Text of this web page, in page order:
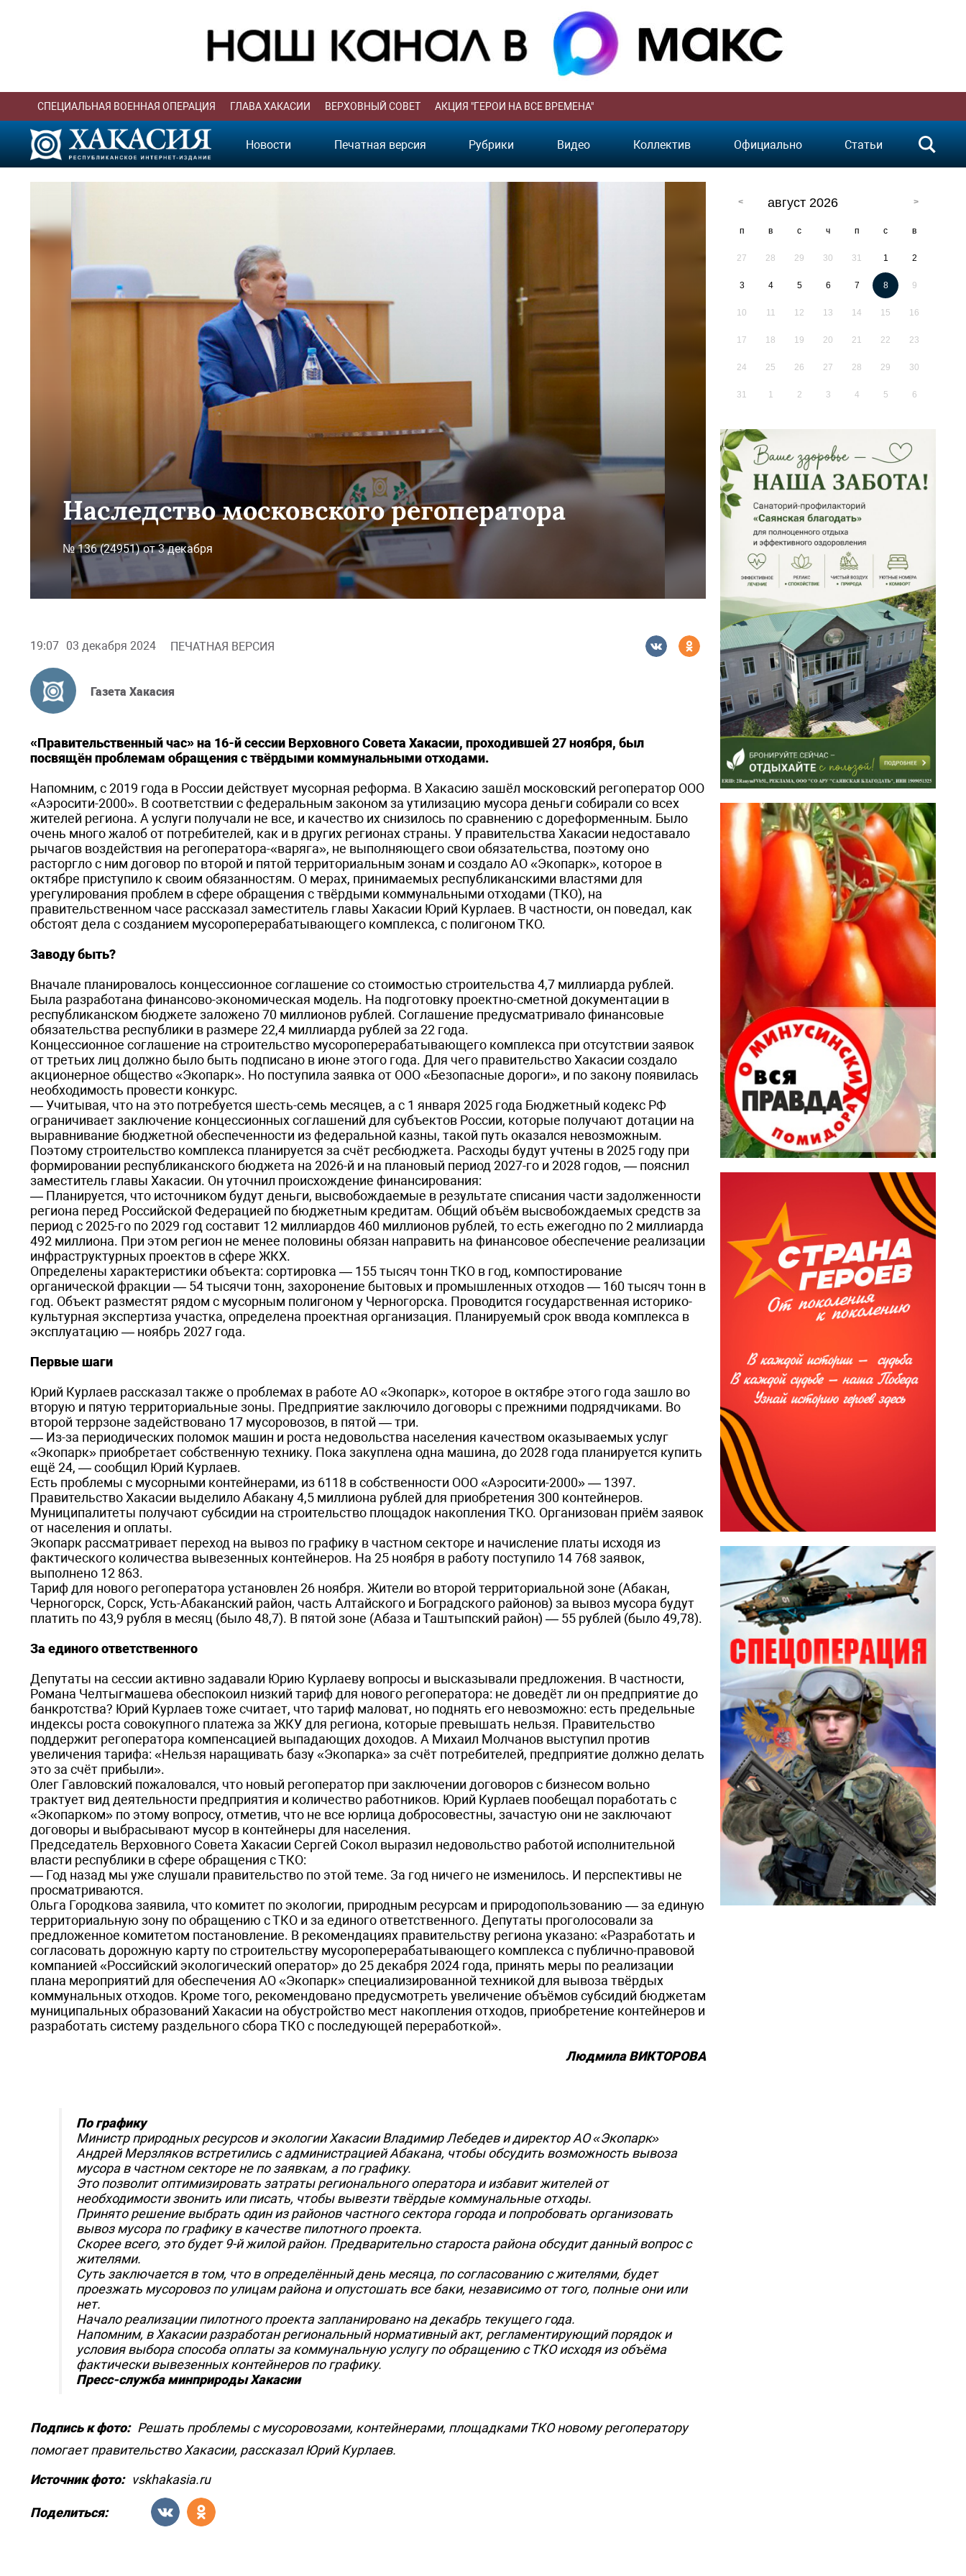
СПЕЦИАЛЬНАЯ ВОЕННАЯ ОПЕРАЦИЯ ГЛАВА ХАКАСИИ ВЕРХОВНЫЙ СОВЕТ АКЦИЯ "ГЕРОИ НА ВСЕ ВРЕМЕНА"
Новости Печатная версия Рубрики Видео Коллектив Официально Статьи
Наследство московского регоператора
№ 136 (24951) от 3 декабря
19:07 03 декабря 2024 ПЕЧАТНАЯ ВЕРСИЯ
Газета Хакасия
«Правительственный час» на 16-й сессии Верховного Совета Хакасии, проходившей 27 ноября, был
посвящён проблемам обращения с твёрдыми коммунальными отходами.
Напомним, с 2019 года в России действует мусорная реформа. В Хакасию зашёл московский регоператор ООО
«Аэросити-2000». В соответствии с федеральным законом за утилизацию мусора деньги собирали со всех
жителей региона. А услуги получали не все, и качество их снизилось по сравнению с дореформенным. Было
очень много жалоб от потребителей, как и в других регионах страны. У правительства Хакасии недоставало
рычагов воздействия на регоператора-«варяга», не выполняющего свои обязательства, поэтому оно
расторгло с ним договор по второй и пятой территориальным зонам и создало АО «Экопарк», которое в
октябре приступило к своим обязанностям. О мерах, принимаемых республиканскими властями для
урегулирования проблем в сфере обращения с твёрдыми коммунальными отходами (ТКО), на
правительственном часе рассказал заместитель главы Хакасии Юрий Курлаев. В частности, он поведал, как
обстоят дела с созданием мусороперерабатывающего комплекса, с полигоном ТКО.
Заводу быть?
Вначале планировалось концессионное соглашение со стоимостью строительства 4,7 миллиарда руб­лей.
Была разработана финансово-экономическая модель. На подготовку проектно-сметной документации в
республиканском бюджете заложено 70 миллионов рублей. Соглашение предусматривало финансовые
обязательства республики в размере 22,4 миллиарда рублей за 22 года.
Концессионное соглашение на строительство мусороперерабатывающего комплекса при отсутствии заявок
от третьих лиц должно было быть подписано в июне этого года. Для чего правительство Хакасии создало
акционерное общество «Экопарк». Но поступила заявка от ООО «Безопасные дороги», и по закону появилась
необходимость провести конкурс.
— Учитывая, что на это потребуется шесть-семь месяцев, а с 1 января 2025 года Бюджетный кодекс РФ
ограничивает заключение концессионных соглашений для субъектов России, которые получают дотации на
выравнивание бюджетной обес­печенности из федеральной казны, такой путь оказался невозможным.
Поэтому строительство комплекса планируется за счёт ресбюджета. Расходы будут учтены в 2025 году при
формировании республиканского бюджета на 2026-й и на плановый период 2027-го и 2028 годов, — пояснил
заместитель главы Хакасии. Он уточнил происхождение финансирования:
— Планируется, что источником будут деньги, высвобождаемые в результате списания части задолженности
региона перед Российской Федерацией по бюджетным кредитам. Общий объём высвобождаемых средств за
период с 2025-го по 2029 год составит 12 миллиардов 460 миллионов рублей, то есть ежегодно по 2 миллиарда
492 миллиона. При этом регион не менее половины обязан направить на финансовое обеспечение реализации
инфраструктурных проектов в сфере ЖКХ.
Определены характеристики объекта: сортировка — 155 тысяч тонн ТКО в год, компостирование
органической фракции — 54 тысячи тонн, захоронение бытовых и промышленных отходов — 160 тысяч тонн в
год. Объект разместят рядом с мусорным полигоном у Черногорска. Проводится государственная историко-
культурная экспертиза участка, определена проектная организация. Планируемый срок ввода комплекса в
эксплуатацию — ноябрь 2027 года.
Первые шаги
Юрий Курлаев рассказал также о проблемах в работе АО «Экопарк», которое в октябре этого года зашло во
вторую и пятую территориальные зоны. Предприятие заключило договоры с прежними подрядчиками. Во
второй террзоне задействовано 17 мусоровозов, в пятой — три.
— Из-за периодических поломок машин и роста недовольства населения качеством оказываемых услуг
«Экопарк» приобретает собственную технику. Пока закуплена одна машина, до 2028 года планируется купить
ещё 24, — сообщил Юрий Курлаев.
Есть проблемы с мусорными контейнерами, из 6118 в собственности ООО «Аэросити-2000» — 1397.
Правительство Хакасии выделило Абакану 4,5 миллиона рублей для приобретения 300 контейнеров.
Муниципалитеты получают субсидии на строительство площадок накопления ТКО. Организован приём заявок
от населения и оплаты.
Экопарк рассматривает переход на вывоз по графику в частном секторе и начисление платы исходя из
фактического количества вывезенных контейнеров. На 25 ноября в работу поступило 14 768 заявок,
выполнено 12 863.
Тариф для нового регоператора установлен 26 ноября. Жители во второй территориальной зоне (Абакан,
Черногорск, Сорск, Усть-Абаканский район, часть Алтайского и Боградского районов) за вывоз мусора будут
платить по 43,9 рубля в месяц (было 48,7). В пятой зоне (Абаза и Таштыпский район) — 55 руб­лей (было 49,78).
За единого ответственного
Депутаты на сессии активно задавали Юрию Курлаеву вопросы и высказывали предложения. В частности,
Романа Челтыгмашева обеспокоил низкий тариф для нового регоператора: не доведёт ли он предприятие до
банкротства? Юрий Курлаев тоже считает, что тариф маловат, но поднять его невозможно: есть предельные
индексы роста совокупного платежа за ЖКУ для региона, которые превышать нельзя. Правительство
поддержит регоператора компенсацией выпадающих доходов. А Михаил Молчанов выступил против
увеличения тарифа: «Нельзя наращивать базу «Экопарка» за счёт потребителей, предприятие должно делать
это за счёт прибыли».
Олег Гавловский пожаловался, что новый регоператор при заключении договоров с бизнесом вольно
трактует вид деятельности предприятия и количество работников. Юрий Курлаев по­обещал поработать с
«Экопарком» по этому вопросу, отметив, что не все юрлица добросовестны, зачастую они не заключают
договоры и выбрасывают мусор в контейнеры для населения.
Председатель Верховного Совета Хакасии Сергей Сокол выразил недовольство работой исполнительной
власти республики в сфере обращения с ТКО:
— Год назад мы уже слушали правительство по этой теме. За год ничего не изменилось. И перспективы не
просматриваются.
Ольга Городкова заявила, что комитет по экологии, природным ресурсам и природопользованию — за единую
территориальную зону по обращению с ТКО и за единого ответственного. Депутаты проголосовали за
предложенное комитетом постановление. В рекомендациях правительству региона указано: «Разработать и
согласовать дорожную карту по строительству мусороперерабатывающего комплекса с публично-правовой
компанией «Российский экологический оператор» до 25 декабря 2024 года, принять меры по реализации
плана мероприятий для обеспечения АО «Экопарк» специализированной техникой для вывоза твёрдых
коммунальных отходов. Кроме того, рекомендовано предусмотреть увеличение объёмов субсидий бюджетам
муниципальных образований Хакасии на обустройство мест накопления отходов, приобретение контейнеров и
разработать систему раздельного сбора ТКО с последующей переработкой».
Людмила ВИКТОРОВА
По графику
Министр природных ресурсов и экологии Хакасии Владимир Лебедев и директор АО «Экопарк»
Андрей Мерзляков встретились с администрацией Абакана, чтобы обсудить возможность вывоза
мусора в частном секторе не по заявкам, а по графику.
Это позволит оптимизировать затраты регионального оператора и избавит жителей от
необходимости звонить или писать, чтобы вывезти твёрдые коммунальные отходы.
Принято решение выбрать один из районов частного сектора города и попробовать организовать
вывоз мусора по графику в качестве пилотного проекта.
Скорее всего, это будет 9-й жилой район. Предварительно староста района обсудит данный вопрос с
жителями.
Суть заключается в том, что в определённый день месяца, по согласованию с жителями, будет
проезжать мусоровоз по улицам района и опустошать все баки, независимо от того, полные они или
нет.
Начало реализации пилотного проекта запланировано на декабрь текущего года.
Напомним, в Хакасии разработан региональный нормативный акт, регламентирующий порядок и
условия выбора способа оплаты за коммунальную услугу по обращению с ТКО исходя из объёма
фактически вывезенных контейнеров по графику.
Пресс-служба минприроды Хакасии
Подпись к фото: Решать проблемы с мусоровозами, контейнерами, площадками ТКО новому регоператору
помогает правительство Хакасии, рассказал Юрий Курлаев.
Источник фото: vskhakasia.ru
Поделиться:
август 2026
п в с ч п с в
27 28 29 30 31 1 2
3 4 5 6 7 8 9
10 11 12 13 14 15 16
17 18 19 20 21 22 23
24 25 26 27 28 29 30
31 1 2 3 4 5 6